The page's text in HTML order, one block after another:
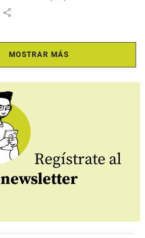
share
MOSTRAR MÁS
Regístrate al
newsletter